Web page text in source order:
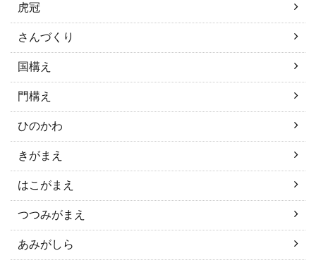
虎冠
さんづくり
国構え
門構え
ひのかわ
きがまえ
はこがまえ
つつみがまえ
あみがしら